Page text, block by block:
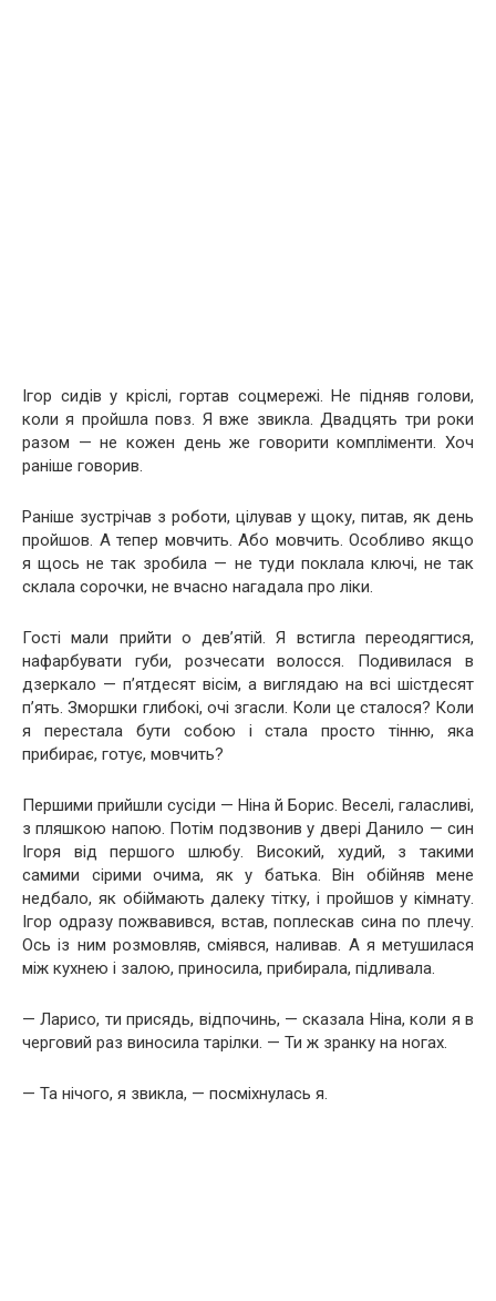
Ігор сидів у кріслі, гортав соцмережі. Не підняв голови,
коли я пройшла повз. Я вже звикла. Двадцять три роки
разом — не кожен день же говорити компліменти. Хоч
раніше говорив.
Раніше зустрічав з роботи, цілував у щоку, питав, як день
пройшов. А тепер мовчить. Або мовчить. Особливо якщо
я щось не так зробила — не туди поклала ключі, не так
склала сорочки, не вчасно нагадала про ліки.
Гості мали прийти о дев’ятій. Я встигла переодягтися,
нафарбувати губи, розчесати волосся. Подивилася в
дзеркало — п’ятдесят вісім, а виглядаю на всі шістдесят
п’ять. Зморшки глибокі, очі згасли. Коли це сталося? Коли
я перестала бути собою і стала просто тінню, яка
прибирає, готує, мовчить?
Першими прийшли сусіди — Ніна й Борис. Веселі, галасливі,
з пляшкою напою. Потім подзвонив у двері Данило — син
Ігоря від першого шлюбу. Високий, худий, з такими
самими сірими очима, як у батька. Він обійняв мене
недбало, як обіймають далеку тітку, і пройшов у кімнату.
Ігор одразу пожвавився, встав, поплескав сина по плечу.
Ось із ним розмовляв, сміявся, наливав. А я метушилася
між кухнею і залою, приносила, прибирала, підливала.
— Ларисо, ти присядь, відпочинь, — сказала Ніна, коли я в
черговий раз виносила тарілки. — Ти ж зранку на ногах.
— Та нічого, я звикла, — посміхнулась я.